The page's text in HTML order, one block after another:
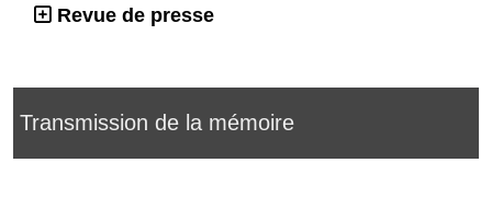
Revue de presse
Transmission de la mémoire